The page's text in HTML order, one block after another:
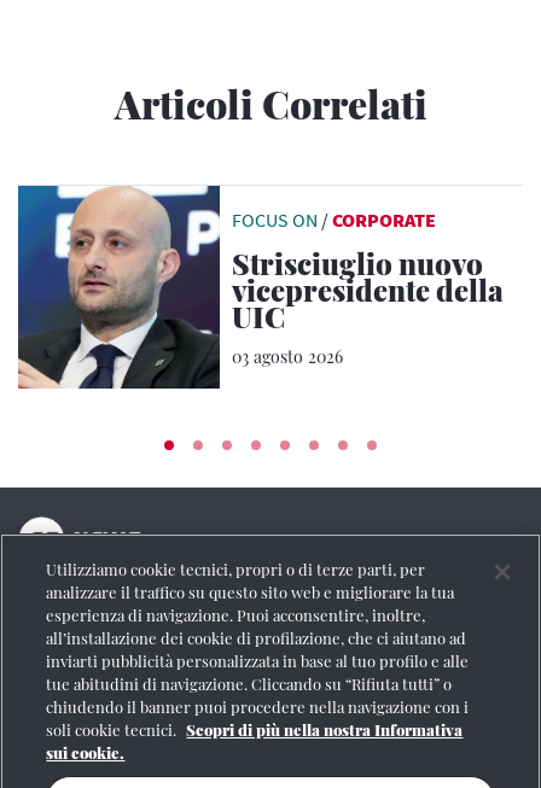
Articoli Correlati
FOCUS ON /CORPORATE
Strisciuglio nuovo
vicepresidente della
UIC
03 agosto 2026
La testata online del Gruppo FS Italiane
Social
Se vuoi contattarci o avere altre informazioni
Utilizziamo cookie tecnici, propri o di terze parti, per
analizzare il traffico su questo sito web e migliorare la tua
esperienza di navigazione. Puoi acconsentire, inoltre,
all’installazione dei cookie di profilazione, che ci aiutano ad
inviarti pubblicità personalizzata in base al tuo profilo e alle
tue abitudini di navigazione. Cliccando su “Rifiuta tutti” o
chiudendo il banner puoi procedere nella navigazione con i
soli cookie tecnici. Scopri di più nella nostra Informativa
sui cookie.